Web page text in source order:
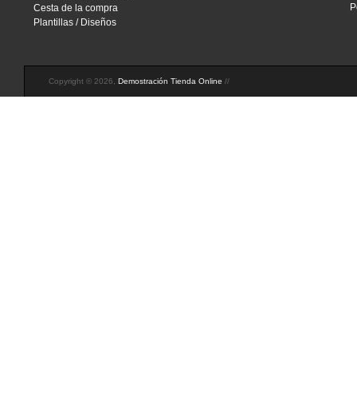
Cesta de la compra
Plantillas / Diseños
Copyright © 2026, Demostración Tienda Online //